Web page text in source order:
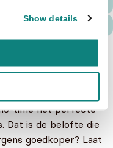
Show details
time het perfecte
Dat is de belofte die
goedkoper? Laat